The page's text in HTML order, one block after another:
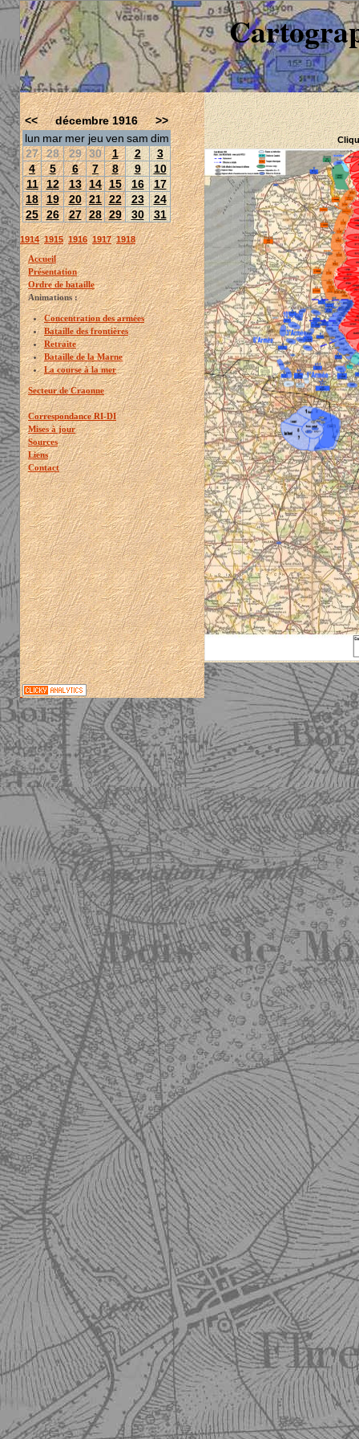
<< décembre 1916
>>
lun mar mer jeu ven sam dim
27 28 29 30 1 2
3
4
5 6 7 8 9
10
11
12 13 14 15 16
17
18 19 20 21 22 23
24
25 26 27 28 29 30 31
1914 1915 1916 1917 1918
Accueil
Présentation
Ordre de bataille
Animations :
Concentration des armées
Bataille des frontières
Retraite
Bataille de la Marne
La course à la mer
Secteur de Craonne
Correspondance RI-DI
Mises à jour
Sources
Liens
Contact